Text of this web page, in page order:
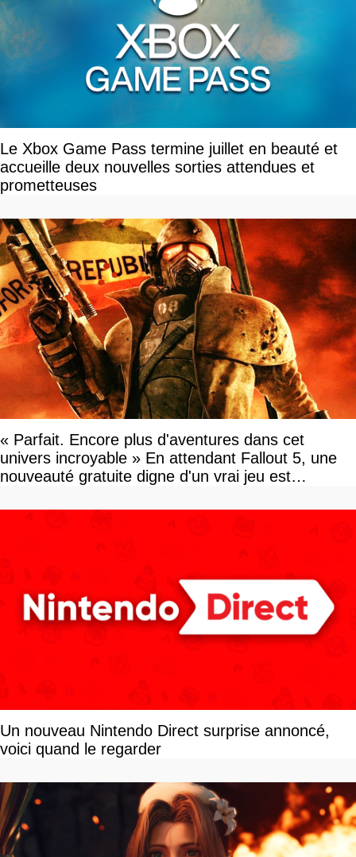
Le Xbox Game Pass termine juillet en beauté et
accueille deux nouvelles sorties attendues et
prometteuses
« Parfait. Encore plus d'aventures dans cet
univers incroyable » En attendant Fallout 5, une
nouveauté gratuite digne d'un vrai jeu est
Un nouveau Nintendo Direct surprise annoncé,
voici quand le regarder